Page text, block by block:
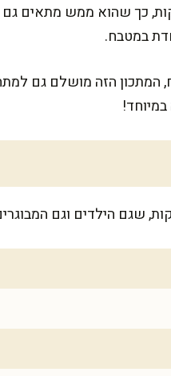
הזה דורש בסך הכול כ-30 דקות,
במטבח.
הזה מושלם גם